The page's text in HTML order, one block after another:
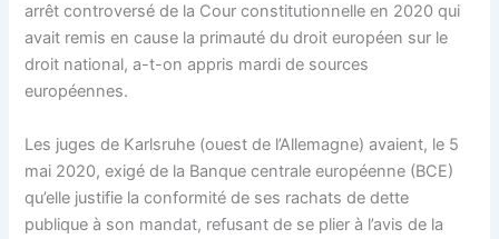
arrêt controversé de la Cour constitutionnelle en 2020 qui
avait remis en cause la primauté du droit européen sur le
droit national, a-t-on appris mardi de sources
européennes.
Les juges de Karlsruhe (ouest de l’Allemagne) avaient, le 5
mai 2020, exigé de la Banque centrale européenne (BCE)
qu’elle justifie la conformité de ses rachats de dette
publique à son mandat, refusant de se plier à l’avis de la